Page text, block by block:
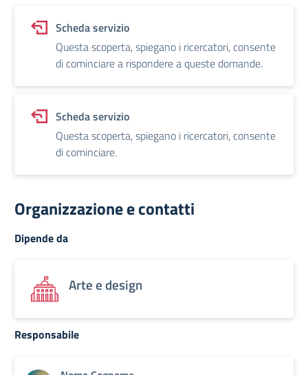
Scheda servizio
Questa scoperta, spiegano i ricercatori, consente
di cominciare a rispondere a queste domande.
Scheda servizio
Questa scoperta, spiegano i ricercatori, consente
di cominciare.
Organizzazione e contatti
Dipende da
Arte e design
Responsabile